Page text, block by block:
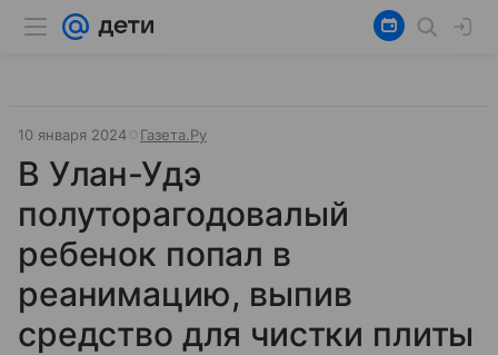
10 января 2024 Газета.Ру
В Улан-Удэ
полуторагодовалый
ребенок попал в
реанимацию, выпив
средство для чистки плиты